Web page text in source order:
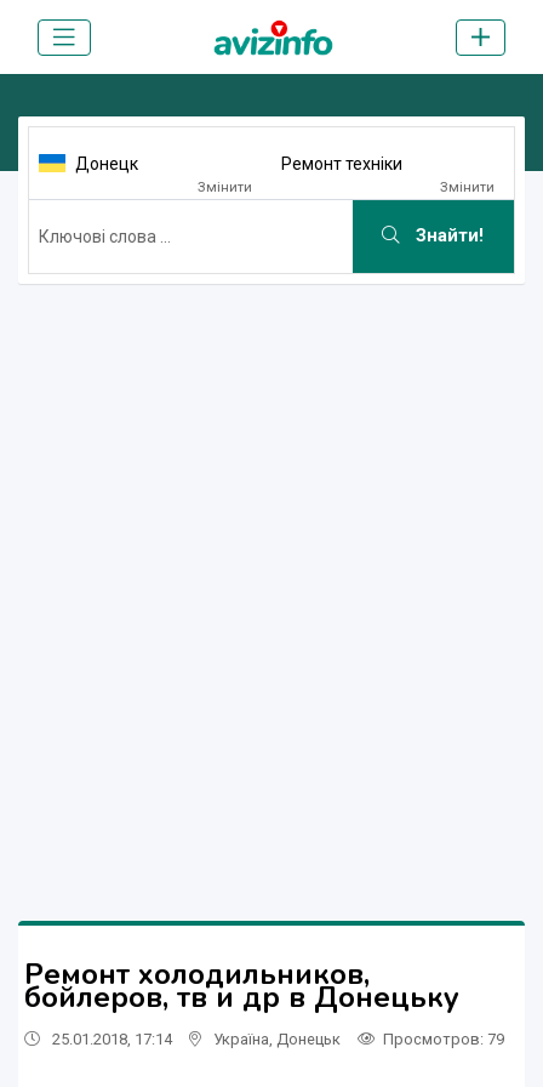
Донецк
Змінити
Ремонт техніки
Змінити
Знайти!
Ремонт холодильников,
бойлеров, тв и др в Донецьку
25.01.2018, 17:14 Україна Донецьк Просмотров: 79